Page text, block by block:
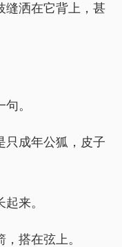
缝洒在它背上，甚
。
只成年公狐，皮子
来。
搭在弦上。